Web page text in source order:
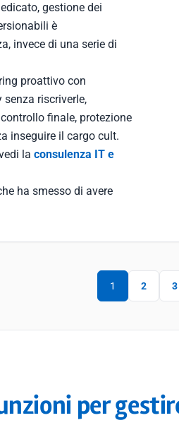
gestione dei
è
invece di una serie di
proattivo con
riscriverle,
finale, protezione
inseguire il cargo cult.
la consulenza IT e
ha smesso di avere
1 2 3
per